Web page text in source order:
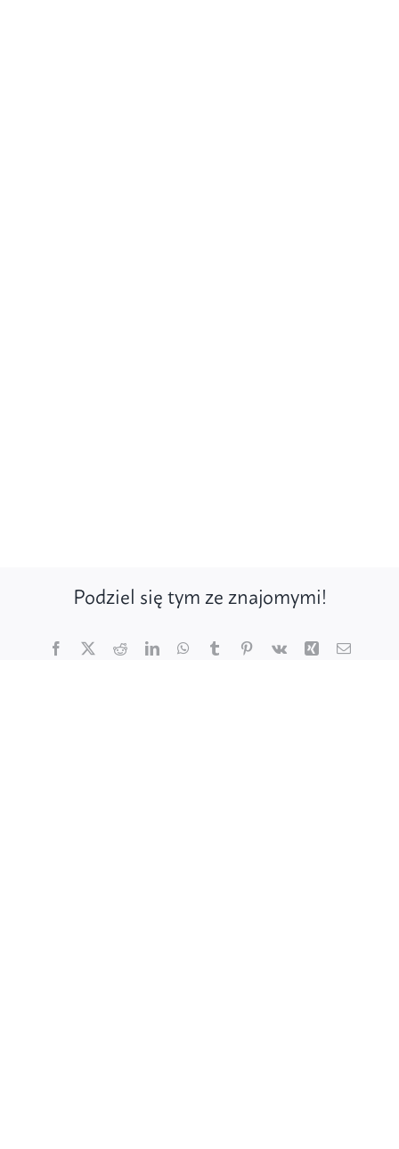
Podziel się tym ze znajomymi!
Facebook
X RedditLinkedInWhatsApp
TumblrPinterest
Vk Xing Email